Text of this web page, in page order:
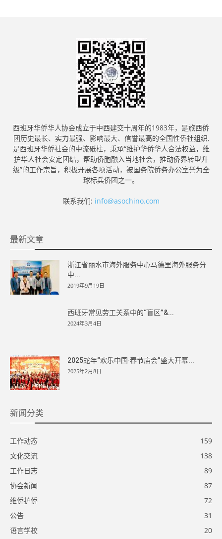
西班牙华侨华人协会成立于中西建交十周年的1983年，是旅西侨
团历史最长、实力最强、影响最大、信誉最高的全国性侨社组织,
是西班牙华侨社会的中流砥柱，秉承“维护华侨华人合法权益，维
护华人社会安定团结，帮助侨胞融入当地社会，推动侨界转型升
级”的工作宗旨，积极开展各项活动，被国务院侨务办公室誉为全
球标兵侨团之一。
联系我们: info@asochino.com
最新文章
浙江省丽水市海外服务中心马德里海外服务分
中...
2019年9月19日
西班牙常见劳工关系中的“盲区”&...
2024年3月4日
2025蛇年“欢乐中国·春节庙会”盛大开幕...
2025年2月8日
新闻分类
工作动态
159
文化交流
138
工作日志
89
协会新闻
87
维侨护侨
72
公告
31
语言学校
20